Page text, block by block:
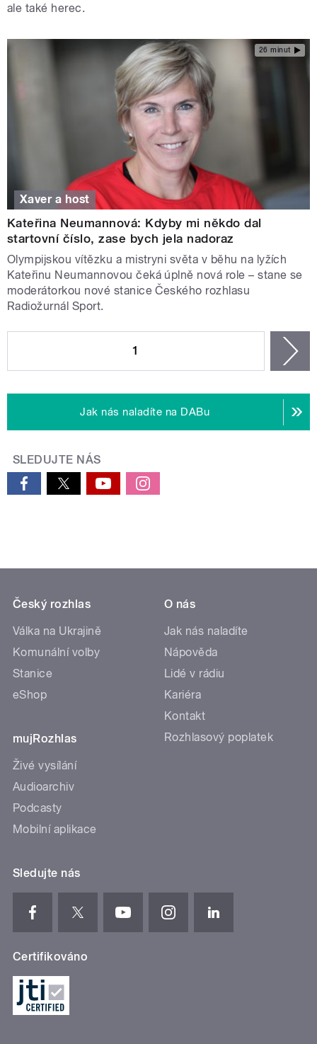
ale také herec.
26 minut
Xaver a host
Kateřina Neumannová: Kdyby mi někdo dal
startovní číslo, zase bych jela nadoraz
Olympijskou vítězku a mistryni světa v běhu na lyžích
Kateřinu Neumannovou čeká úplně nová role – stane se
moderátorkou nové stanice Českého rozhlasu
Radiožurnál Sport.
1
Jak nás naladíte na DABu
SLEDUJTE NÁS
Český rozhlas
Válka na Ukrajině
Komunální volby
Stanice
eShop
mujRozhlas
Živé vysílání
Audioarchiv
Podcasty
Mobilní aplikace
O nás
Jak nás naladíte
Nápověda
Lidé v rádiu
Kariéra
Kontakt
Rozhlasový poplatek
Sledujte nás
Certifikováno